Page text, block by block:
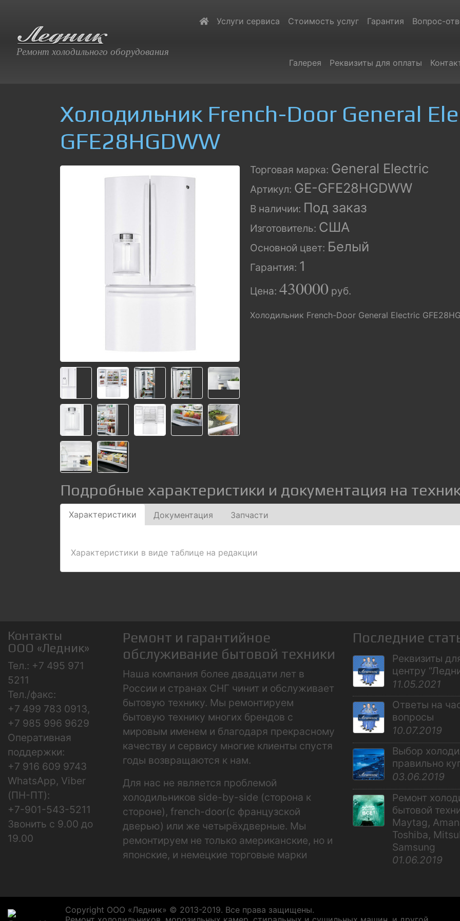
Ремонт холодильного оборудования
Услуги сервиса Стоимость услуг Гарантия Вопрос-
Галерея Реквизиты для оплаты
Холодильник French-Door General
GFE28HGDWW
Торговая марка: General Electric
Артикул: GE-GFE28HGDWW
В наличии: Под заказ
Изготовитель: США
Основной цвет: Белый
Гарантия: 1
Цена: 430000 руб.
Холодильник French-Door General Electric
Подробные характеристики и документация на
Характеристики Документация Запчасти
Характеристики в виде таблице на редакции
Контакты
ООО «Ледник»
Тел.: +7 495 971
5211
Тел./факс:
+7 499 783 0913,
+7 985 996 9629
Оперативная
поддержки:
+7 916 609 9743
WhatsApp, Viber
(ПН-ПТ):
+7-901-543-5211
Звонить с 9.00 до
19.00
Ремонт и гарантийное
обслуживание бытовой техники
Наша компания более двадцати лет в
России и странах СНГ чинит и обслуживает
бытовую технику. Мы ремонтируем
бытовую технику многих брендов с
мировым именем и благодаря прекрасному
качеству и сервису многие клиенты спустя
годы возвращаются к нам.
Для нас не является проблемой
холодильников side-by-side (сторона к
стороне), french-door(с французской
дверью) или же четырёхдверные. Мы
ремонтируем не только американские, но и
японские, и немецкие торговые марки
Последние
Реквизиты
центру
11.05.2021
Ответы на
вопросы
10.07.2019
Выбор
правильно
03.06.2019
Ремонт
бытовой
Maytag,
Toshiba,
Samsung
01.06.2019
Copyright ООО «Ледник» © 2013-2019. Все права защищены.